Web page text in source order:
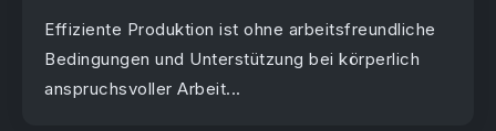
Effiziente Produktion ist ohne arbeitsfreundliche
Bedingungen und Unterstützung bei körperlich
anspruchsvoller Arbeit...